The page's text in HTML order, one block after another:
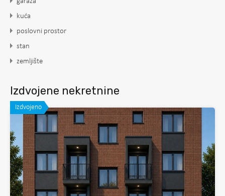
kuća
poslovni prostor
stan
zemljište
Izdvojene nekretnine
Izdvojeno